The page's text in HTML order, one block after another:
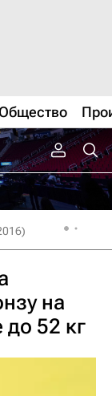
Общество
на
52 кг